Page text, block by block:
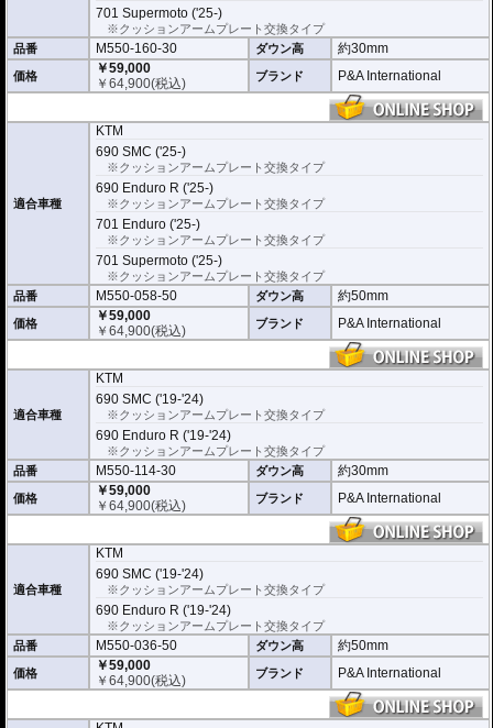
701 Supermoto ('25-)
※クッションアームプレート交換タイプ
品番
M550-160-30 ダウン高 約30mm
価格
￥59,000
￥64,900(税込) ブランド P&A International
適合車種
KTM
690 SMC ('25-)
※クッションアームプレート交換タイプ
690 Enduro R ('25-)
※クッションアームプレート交換タイプ
701 Enduro ('25-)
※クッションアームプレート交換タイプ
701 Supermoto ('25-)
※クッションアームプレート交換タイプ
品番
M550-058-50 ダウン高 約50mm
価格
￥59,000
￥64,900(税込) ブランド P&A International
適合車種
KTM
690 SMC ('19-'24)
※クッションアームプレート交換タイプ
690 Enduro R ('19-'24)
※クッションアームプレート交換タイプ
品番
M550-114-30 ダウン高 約30mm
価格
￥59,000
￥64,900(税込) ブランド P&A International
適合車種
KTM
690 SMC ('19-'24)
※クッションアームプレート交換タイプ
690 Enduro R ('19-'24)
※クッションアームプレート交換タイプ
品番
M550-036-50 ダウン高 約50mm
価格
￥59,000
￥64,900(税込) ブランド P&A International